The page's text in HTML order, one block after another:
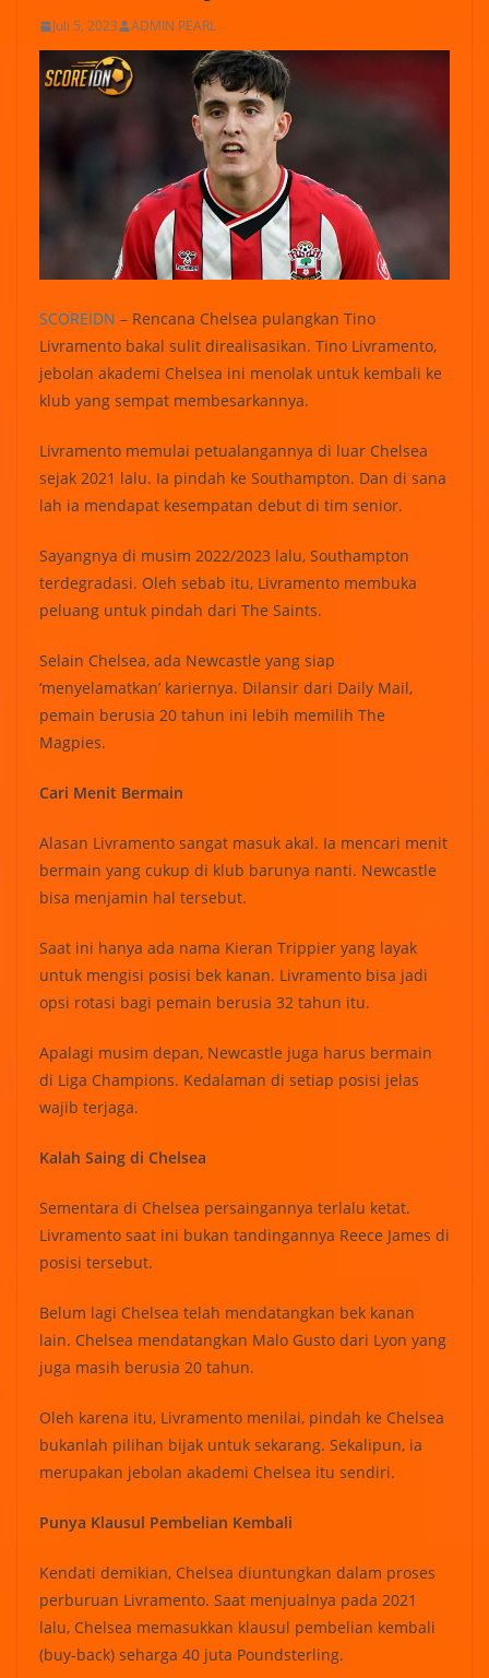
Juli 5, 2023 ADMIN PEARL
SCOREIDN – Rencana Chelsea pulangkan Tino
Livramento bakal sulit direalisasikan. Tino Livramento,
jebolan akademi Chelsea ini menolak untuk kembali ke
klub yang sempat membesarkannya.
Livramento memulai petualangannya di luar Chelsea
sejak 2021 lalu. Ia pindah ke Southampton. Dan di sana
lah ia mendapat kesempatan debut di tim senior.
Sayangnya di musim 2022/2023 lalu, Southampton
terdegradasi. Oleh sebab itu, Livramento membuka
peluang untuk pindah dari The Saints.
Selain Chelsea, ada Newcastle yang siap
‘menyelamatkan’ kariernya. Dilansir dari Daily Mail,
pemain berusia 20 tahun ini lebih memilih The
Magpies.
Cari Menit Bermain
Alasan Livramento sangat masuk akal. Ia mencari menit
bermain yang cukup di klub barunya nanti. Newcastle
bisa menjamin hal tersebut.
Saat ini hanya ada nama Kieran Trippier yang layak
untuk mengisi posisi bek kanan. Livramento bisa jadi
opsi rotasi bagi pemain berusia 32 tahun itu.
Apalagi musim depan, Newcastle juga harus bermain
di Liga Champions. Kedalaman di setiap posisi jelas
wajib terjaga.
Kalah Saing di Chelsea
Sementara di Chelsea persaingannya terlalu ketat.
Livramento saat ini bukan tandingannya Reece James di
posisi tersebut.
Belum lagi Chelsea telah mendatangkan bek kanan
lain. Chelsea mendatangkan Malo Gusto dari Lyon yang
juga masih berusia 20 tahun.
Oleh karena itu, Livramento menilai, pindah ke Chelsea
bukanlah pilihan bijak untuk sekarang. Sekalipun, ia
merupakan jebolan akademi Chelsea itu sendiri.
Punya Klausul Pembelian Kembali
Kendati demikian, Chelsea diuntungkan dalam proses
perburuan Livramento. Saat menjualnya pada 2021
lalu, Chelsea memasukkan klausul pembelian kembali
(buy-back) seharga 40 juta Poundsterling.